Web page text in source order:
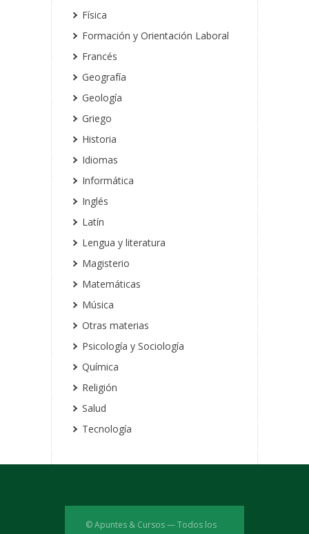
Física
Formación y Orientación Laboral
Francés
Geografía
Geología
Griego
Historia
Idiomas
Informática
Inglés
Latín
Lengua y literatura
Magisterio
Matemáticas
Música
Otras materias
Psicología y Sociología
Química
Religión
Salud
Tecnología
© Apuntes & Cursos — Todos los